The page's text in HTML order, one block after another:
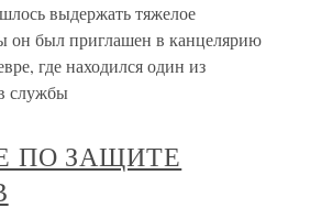
выдержать тяжелое
он был приглашен в канцелярию
где находился один из
службы
ПО ЗАЩИТЕ